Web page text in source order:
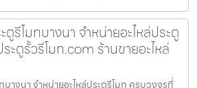
รีโมทบางนา จำหน่ายอะไหล่ประตู
ะตูรั้วรีโมท.com ร้านขายอะไหล่
บางนา จำหน่ายอะไหล่ประตูรีโมท ครบวงจรที่